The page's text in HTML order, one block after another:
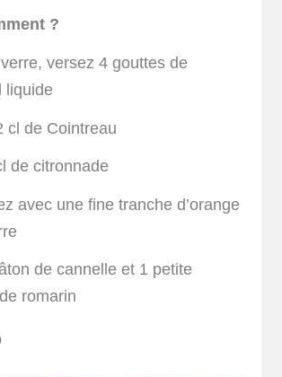
?
versez 4 gouttes de
liquide
cl de Cointreau
de citronnade
avec une fine tranche d’orange
de cannelle et 1 petite
romarin